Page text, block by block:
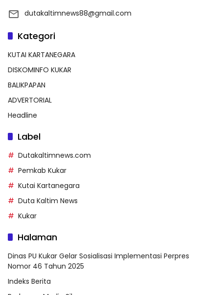
dutakaltimnews88@gmail.com
Kategori
KUTAI KARTANEGARA
DISKOMINFO KUKAR
BALIKPAPAN
ADVERTORIAL
Headline
Label
Dutakaltimnews.com
Pemkab Kukar
Kutai Kartanegara
Duta Kaltim News
Kukar
Halaman
Dinas PU Kukar Gelar Sosialisasi Implementasi Perpres
Nomor 46 Tahun 2025
Indeks Berita